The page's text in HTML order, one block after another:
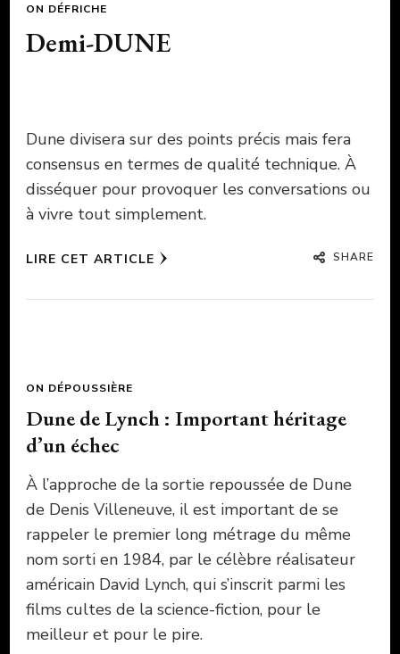
ON DÉFRICHE
Demi-DUNE
Dune divisera sur des points précis mais fera
consensus en termes de qualité technique. À
disséquer pour provoquer les conversations ou
à vivre tout simplement.
LIRE CET ARTICLE SHARE
ON DÉPOUSSIÈRE
Dune de Lynch : Important héritage
d’un échec
À l’approche de la sortie repoussée de Dune
de Denis Villeneuve, il est important de se
rappeler le premier long métrage du même
nom sorti en 1984, par le célèbre réalisateur
américain David Lynch, qui s’inscrit parmi les
films cultes de la science-fiction, pour le
meilleur et pour le pire.